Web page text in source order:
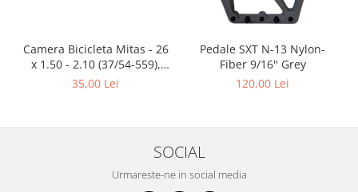
Camera Bicicleta Mitas - 26
x 1.50 - 2.10 (37/54-559),
FV47
35,00 Lei
Pedale SXT N-13 Nylon-
Fiber 9/16'' Grey
120,00 Lei
SOCIAL
Urmareste-ne in social media